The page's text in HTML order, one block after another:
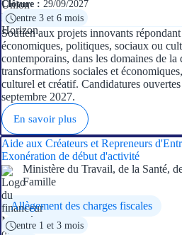
Clôture : 29/09/2027
entre 3 et 6 mois
Soutien aux projets innovants
économiques, politiques, sociaux ou
contemporains, dans les domaines de la
transformations sociales et
culturel et créatif. Candidatures
septembre 2027.
En savoir plus
Aide aux Créateurs et Repreneurs
Exonération de début d'activité
Ministère du Travail, de la Santé,
Famille
Allègement des charges fiscales
entre 1 et 3 mois